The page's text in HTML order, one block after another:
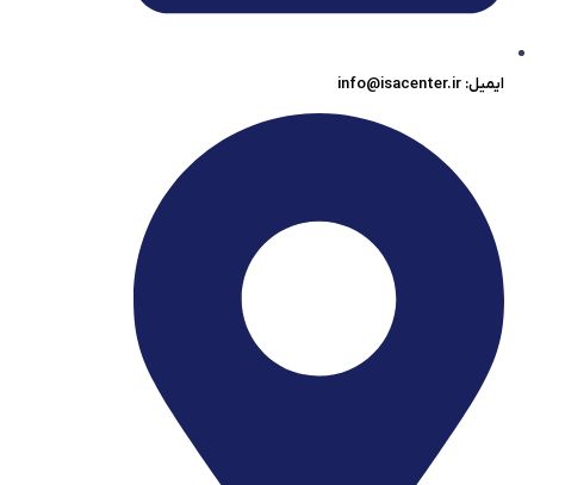
ایمیل: info@isacenter.ir